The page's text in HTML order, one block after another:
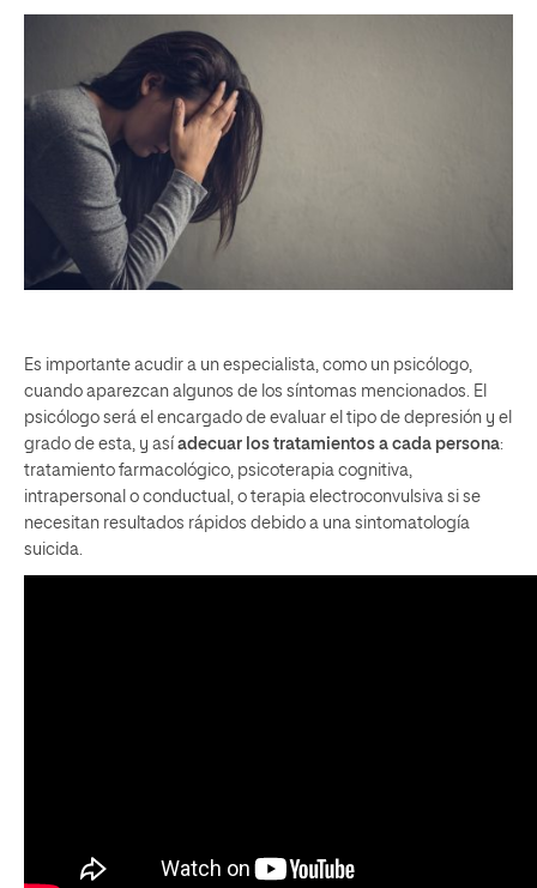
Es importante acudir a un especialista, como un psicólogo,
cuando aparezcan algunos de los síntomas mencionados. El
psicólogo será el encargado de evaluar el tipo de depresión y el
grado de esta, y así adecuar los tratamientos a cada persona:
tratamiento farmacológico, psicoterapia cognitiva,
intrapersonal o conductual, o terapia electroconvulsiva si se
necesitan resultados rápidos debido a una sintomatología
suicida.